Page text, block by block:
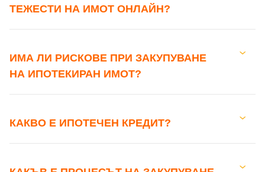
ТЕЖЕСТИ НА ИМОТ ОНЛАЙН?
ИМА ЛИ РИСКОВЕ ПРИ ЗАКУПУВАНЕ
НА ИПОТЕКИРАН ИМОТ?
КАКВО Е ИПОТЕЧЕН КРЕДИТ?